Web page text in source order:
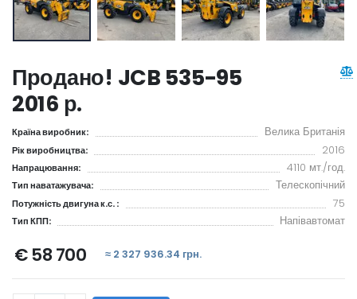
Продано! JCB 535-95
2016 р.
Країна виробник: Велика Британія
Рік виробництва: 2016
Напрацювання: 4110 мт./год.
Тип наватажувача: Телескопічний
Потужність двигуна к.с. : 75
Тип КПП: Напівавтомат
€ 58 700 ≈ 2 327 936.34 грн.